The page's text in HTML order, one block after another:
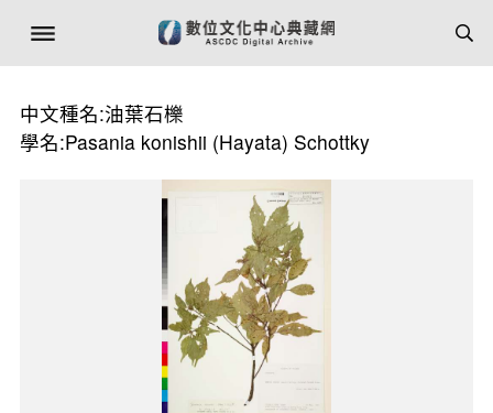
中文種名:油葉石櫟
學名:Pasania konishii (Hayata) Schottky